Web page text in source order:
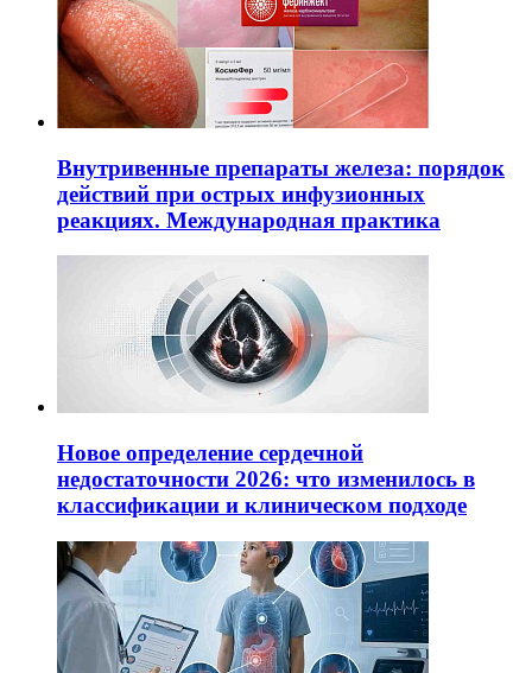
Внутривенные препараты железа: порядок
действий при острых инфузионных
реакциях. Международная практика
Новое определение сердечной
недостаточности 2026: что изменилось в
классификации и клиническом подходе